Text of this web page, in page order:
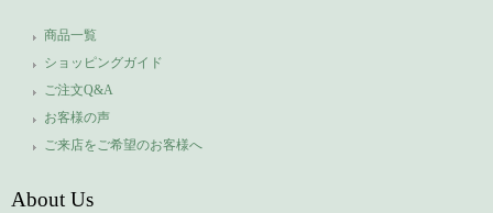
商品一覧
ショッピングガイド
ご注文Q&A
お客様の声
ご来店をご希望のお客様へ
About Us